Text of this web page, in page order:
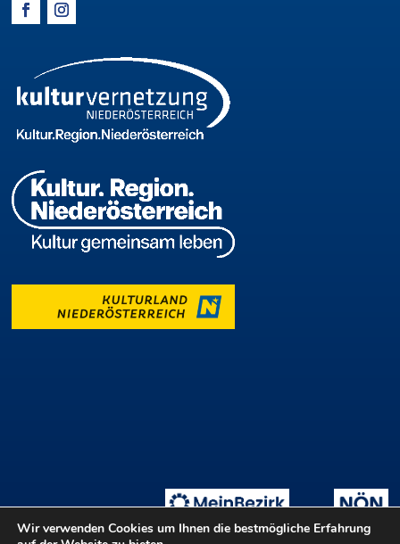
Wir verwenden Cookies um Ihnen die bestmögliche Erfahrung